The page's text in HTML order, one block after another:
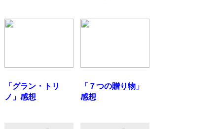
「グラン・トリ
ノ」感想
「７つの贈り物」
感想